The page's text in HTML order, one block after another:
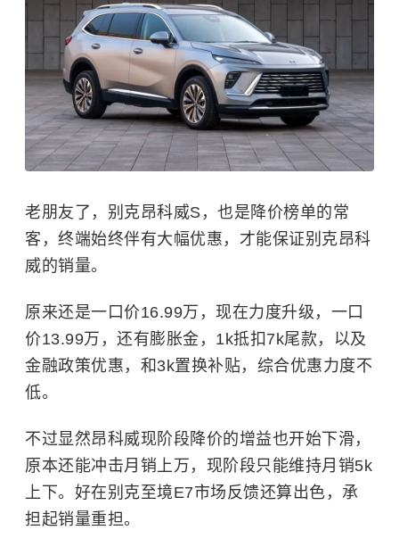
老朋友了，别克昂科威S，也是降价榜单的常
客，终端始终伴有大幅优惠，才能保证别克昂科
威的销量。
原来还是一口价16.99万，现在力度升级，一口
价13.99万，还有膨胀金，1k抵扣7k尾款，以及
金融政策优惠，和3k置换补贴，综合优惠力度不
低。
不过显然昂科威现阶段降价的增益也开始下滑，
原本还能冲击月销上万，现阶段只能维持月销5k
上下。好在别克至境E7市场反馈还算出色，承
担起销量重担。